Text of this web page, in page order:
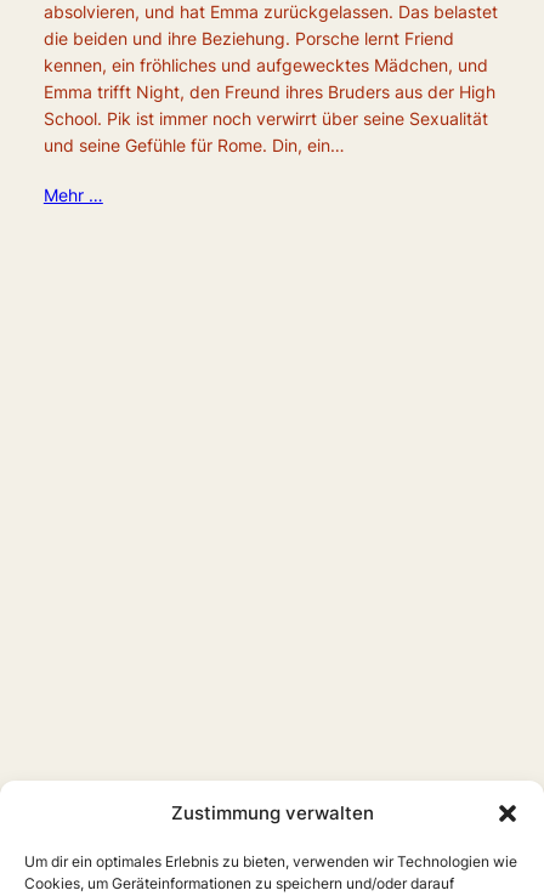
Zustimmung verwalten
Um dir ein optimales Erlebnis zu bieten, verwenden wir Technologien wie
Cookies, um Geräteinformationen zu speichern und/oder darauf
absolvieren, und hat Emma zurückgelassen. Das belastet
die beiden und ihre Beziehung. Porsche lernt Friend
kennen, ein fröhliches und aufgewecktes Mädchen, und
Emma trifft Night, den Freund ihres Bruders aus der High
School. Pik ist immer noch verwirrt über seine Sexualität
und seine Gefühle für Rome. Din, ein…
Mehr …